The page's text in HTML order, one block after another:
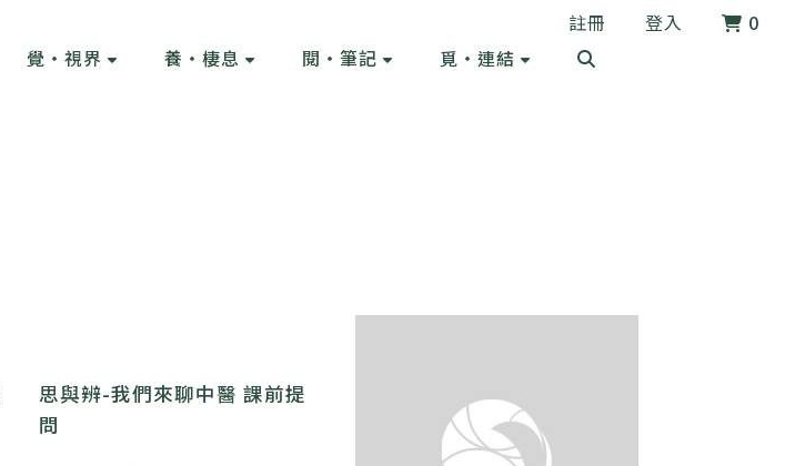
註冊 登入
0
覺・視界 養・棲息 閱・筆記 覓・連結
思與辨-我們來聊中醫 課前提
問